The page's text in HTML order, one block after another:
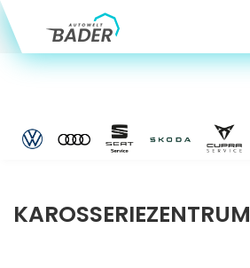
KAROSSERIEZENTRUM